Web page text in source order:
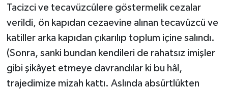
Tacizci ve tecavüzcülere göstermelik cezalar
verildi, ön kapıdan cezaevine alınan tecavüzcü ve
katiller arka kapıdan çıkarılıp toplum içine salındı.
(Sonra, sanki bundan kendileri de rahatsız imişler
gibi şikâyet etmeye davrandılar ki bu hâl,
trajedimize mizah kattı. Aslında absürtlükten